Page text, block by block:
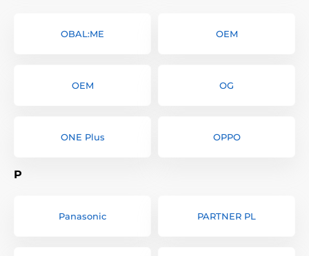
OBAL:ME OEM
OEM OG
ONE Plus OPPO
P
Panasonic PARTNER PL